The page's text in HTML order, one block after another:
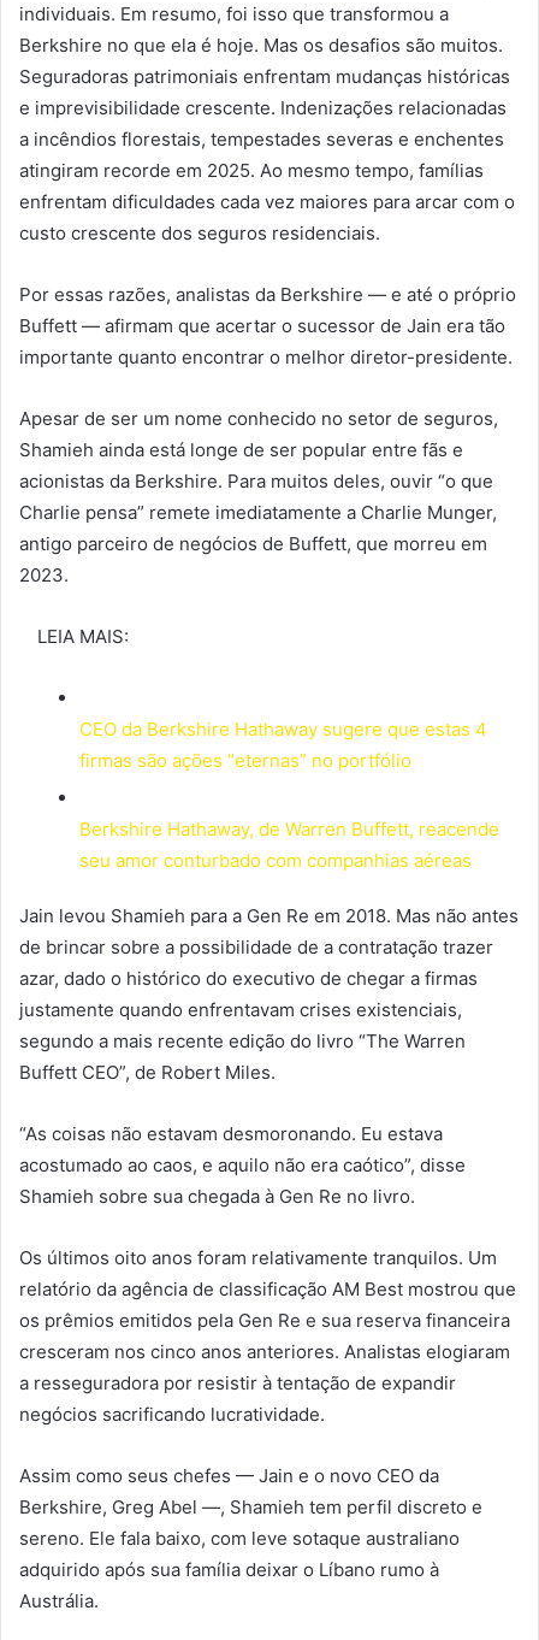
individuais. Em resumo, foi isso que transformou a
Berkshire no que ela é hoje. Mas os desafios são muitos.
Seguradoras patrimoniais enfrentam mudanças históricas
e imprevisibilidade crescente. Indenizações relacionadas
a incêndios florestais, tempestades severas e enchentes
atingiram recorde em 2025. Ao mesmo tempo, famílias
enfrentam dificuldades cada vez maiores para arcar com o
custo crescente dos seguros residenciais.
Por essas razões, analistas da Berkshire — e até o próprio
Buffett — afirmam que acertar o sucessor de Jain era tão
importante quanto encontrar o melhor diretor-presidente.
Apesar de ser um nome conhecido no setor de seguros,
Shamieh ainda está longe de ser popular entre fãs e
acionistas da Berkshire. Para muitos deles, ouvir “o que
Charlie pensa” remete imediatamente a Charlie Munger,
antigo parceiro de negócios de Buffett, que morreu em
2023.
LEIA MAIS:
CEO da Berkshire Hathaway sugere que estas 4
firmas são ações “eternas” no portfólio
Berkshire Hathaway, de Warren Buffett, reacende
seu amor conturbado com companhias aéreas
Jain levou Shamieh para a Gen Re em 2018. Mas não antes
de brincar sobre a possibilidade de a contratação trazer
azar, dado o histórico do executivo de chegar a firmas
justamente quando enfrentavam crises existenciais,
segundo a mais recente edição do livro “The Warren
Buffett CEO”, de Robert Miles.
“As coisas não estavam desmoronando. Eu estava
acostumado ao caos, e aquilo não era caótico”, disse
Shamieh sobre sua chegada à Gen Re no livro.
Os últimos oito anos foram relativamente tranquilos. Um
relatório da agência de classificação AM Best mostrou que
os prêmios emitidos pela Gen Re e sua reserva financeira
cresceram nos cinco anos anteriores. Analistas elogiaram
a resseguradora por resistir à tentação de expandir
negócios sacrificando lucratividade.
Assim como seus chefes — Jain e o novo CEO da
Berkshire, Greg Abel —, Shamieh tem perfil discreto e
sereno. Ele fala baixo, com leve sotaque australiano
adquirido após sua família deixar o Líbano rumo à
Austrália.